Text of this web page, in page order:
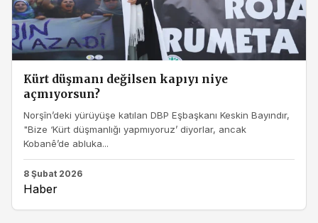
Kürt düşmanı değilsen kapıyı niye
açmıyorsun?
Norşîn’deki yürüyüşe katılan DBP Eşbaşkanı Keskin Bayındır,
"Bize ‘Kürt düşmanlığı yapmıyoruz’ diyorlar, ancak
Kobanê’de abluka...
8 Şubat 2026
Haber